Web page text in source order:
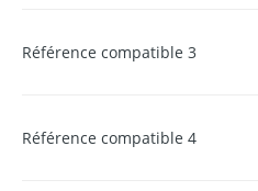
Référence compatible 3
Référence compatible 4